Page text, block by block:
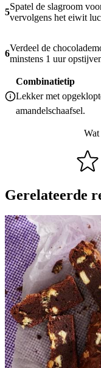
5
Spatel de slagroom
vervolgens het eiwit
6
Verdeel de
minstens 1 uur
Combinatietip
Lekker met
amandelschaafsel.
Gerelateerde